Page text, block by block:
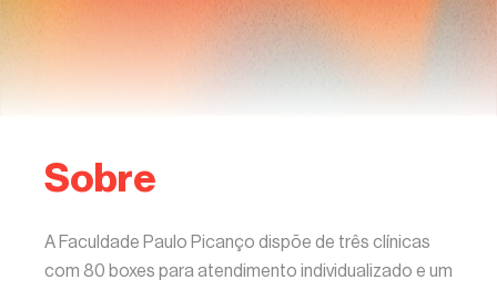
Sobre
A Faculdade Paulo Picanço dispõe de três clínicas
com 80 boxes para atendimento individualizado e um